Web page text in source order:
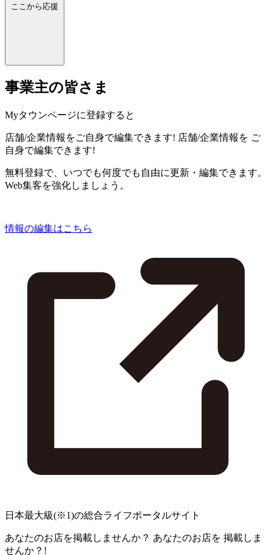
ここから応援
事業主の皆さま
Myタウンページに登録すると
店舗/企業情報をご自身で編集できます! 店舗/企業情報を ご
自身で編集できます!
無料登録で、いつでも何度でも自由に更新・編集できます。
Web集客を強化しましょう。
情報の編集はこちら
日本最大級(※1)の総合ライフポータルサイト
あなたのお店を掲載しませんか？ あなたのお店を 掲載しま
せんか？!